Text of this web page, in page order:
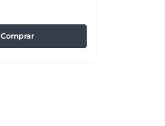
Comprar